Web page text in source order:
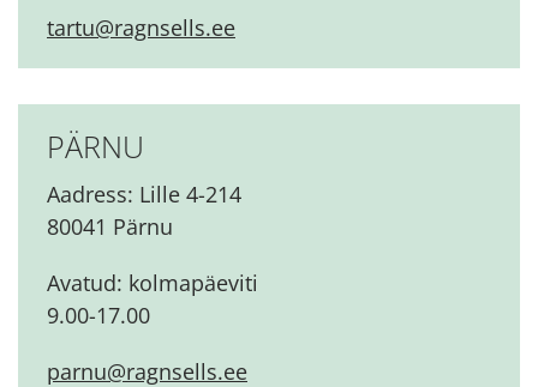
tartu@ragnsells.ee
PÄRNU
Aadress: Lille 4-214
80041 Pärnu
Avatud: kolmapäeviti
9.00-17.00
parnu@ragnsells.ee